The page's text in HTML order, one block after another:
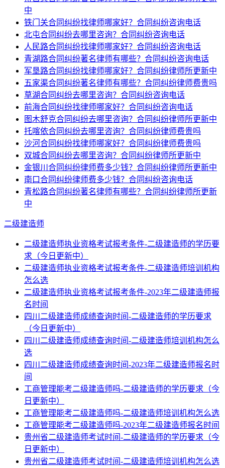
中
铁门关合同纠纷找律师哪家好？合同纠纷咨询电话
北屯合同纠纷去哪里咨询？合同纠纷咨询电话
人民路合同纠纷找律师哪家好？合同纠纷咨询电话
青湖路合同纠纷著名律师有哪些？合同纠纷咨询电话
军垦路合同纠纷找律师哪家好？合同纠纷律师所更新中
五家渠合同纠纷著名律师有哪些？合同纠纷律师费贵吗
草湖合同纠纷去哪里咨询？合同纠纷咨询电话
前海合同纠纷找律师哪家好？合同纠纷咨询电话
图木舒克合同纠纷去哪里咨询？合同纠纷律师所更新中
托喀依合同纠纷去哪里咨询？合同纠纷律师费贵吗
沙河合同纠纷找律师哪家好？合同纠纷律师费贵吗
双城合同纠纷去哪里咨询？合同纠纷律师所更新中
金银川合同纠纷律师费多少钱？合同纠纷律师所更新中
南口合同纠纷律师费多少钱？合同纠纷咨询电话
青松路合同纠纷著名律师有哪些？合同纠纷律师所更新
中
二级建造师
二级建造师执业资格考试报考条件-二级建造师的学历要
求（今日更新中）
二级建造师执业资格考试报考条件-二级建造师培训机构
怎么选
二级建造师执业资格考试报考条件-2023年二级建造师报
名时间
四川二级建造师成绩查询时间-二级建造师的学历要求
（今日更新中）
四川二级建造师成绩查询时间-二级建造师培训机构怎么
选
四川二级建造师成绩查询时间-2023年二级建造师报名时
间
工商管理能考二级建造师吗-二级建造师的学历要求（今
日更新中）
工商管理能考二级建造师吗-二级建造师培训机构怎么选
工商管理能考二级建造师吗-2023年二级建造师报名时间
贵州省二级建造师考试时间-二级建造师的学历要求（今
日更新中）
贵州省二级建造师考试时间-二级建造师培训机构怎么选